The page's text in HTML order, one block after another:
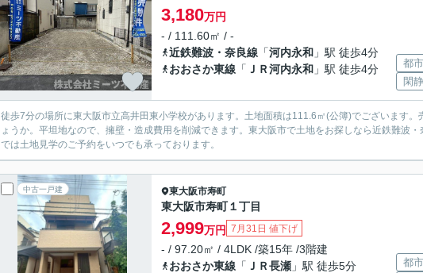
3,180万円
- / 111.60㎡ / -
近鉄難波・奈良線 「河内永和 」駅 徒歩4分
おおさか東線 「 ＪＲ河内永和 」駅 徒歩4分 都
閑
徒歩7分の場所に東大阪市立高井田東小学校があります。土地面積は111.6㎡(公簿)でございます
ょうか。平坦地なので、擁壁・造成費用を削減できます。東大阪市で土地をお探しなら近鉄難波
では土地見学のご予約をいつでも承っております。
中古一戸建 東大阪市寿町
東大阪市寿町１丁目
2,999万円 7月31日 値下げ
- / 97.20㎡ / 4LDK /築15年 /3階建
おおさか東線 「 ＪＲ長瀬 」駅 徒歩5分
都